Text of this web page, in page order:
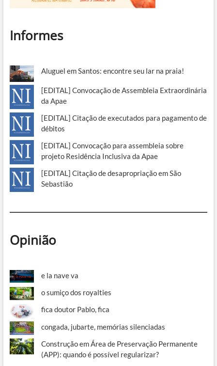
Informes
Aluguel em Santos: encontre seu lar na praia!
[EDITAL] Convocação de Assembleia Extraordinária
da Apae
[EDITAL] Citação de executados para pagamento de
débitos
[EDITAL] Convocação para assembleia sobre
projeto Residência Inclusiva da Apae
[EDITAL] Citação de desapropriação em São
Sebastião
Opinião
e la nave va
o sumiço dos royalties
fica doutor Pablo, fica
congada, jubarte, memórias silenciadas
Construção em Área de Preservação Permanente
(APP): quando é possível regularizar?